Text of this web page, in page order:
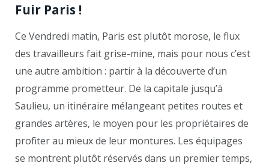
Fuir Paris !
Ce Vendredi matin, Paris est plutôt morose, le flux
des travailleurs fait grise-mine, mais pour nous c’est
une autre ambition : partir à la découverte d’un
programme prometteur. De la capitale jusqu’à
Saulieu, un itinéraire mélangeant petites routes et
grandes artères, le moyen pour les propriétaires de
profiter au mieux de leur montures. Les équipages
se montrent plutôt réservés dans un premier temps,